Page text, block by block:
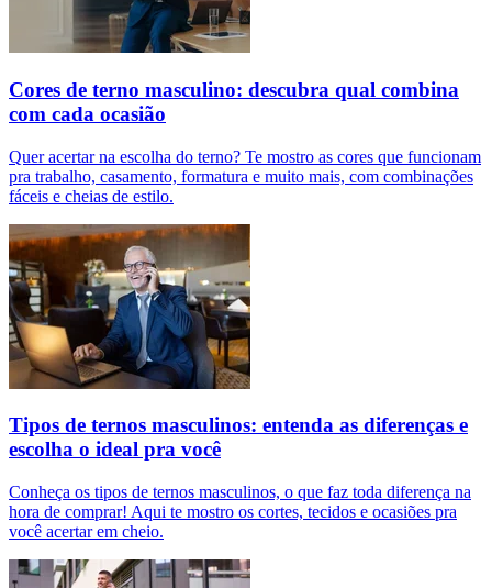
Cores de terno masculino: descubra qual combina
com cada ocasião
Quer acertar na escolha do terno? Te mostro as cores que funcionam
pra trabalho, casamento, formatura e muito mais, com combinações
fáceis e cheias de estilo.
Tipos de ternos masculinos: entenda as diferenças e
escolha o ideal pra você
Conheça os tipos de ternos masculinos, o que faz toda diferença na
hora de comprar! Aqui te mostro os cortes, tecidos e ocasiões pra
você acertar em cheio.